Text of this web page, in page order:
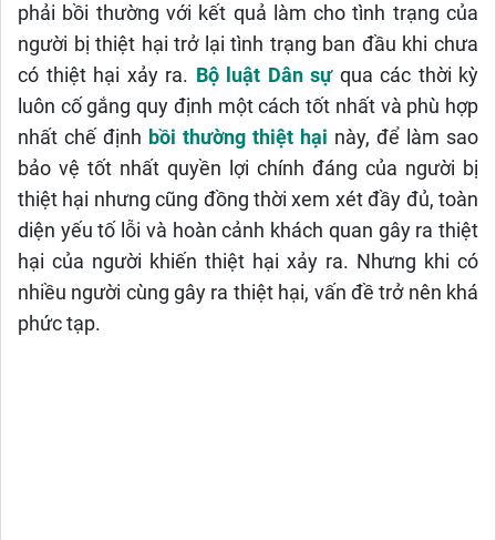
phải bồi thường với kết quả làm cho tình trạng của
người bị thiệt hại trở lại tình trạng ban đầu khi chưa
có thiệt hại xảy ra. Bộ luật Dân sựqua các thời kỳ
luôn cố gắng quy định một cách tốt nhất và phù hợp
nhất chế định bồi thường thiệt hại này, để làm sao
bảo vệ tốt nhất quyền lợi chính đáng của người bị
thiệt hại nhưng cũng đồng thời xem xét đầy đủ, toàn
diện yếu tố lỗi và hoàn cảnh khách quan gây ra thiệt
hại của người khiến thiệt hại xảy ra. Nhưng khi có
nhiều người cùng gây ra thiệt hại, vấn đề trở nên khá
phức tạp.